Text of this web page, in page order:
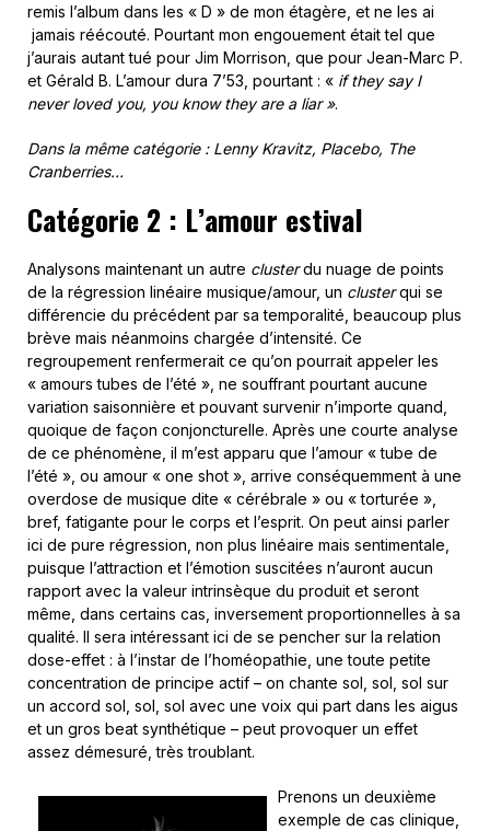
remis l’album dans les « D » de mon étagère, et ne les ai
jamais réécouté. Pourtant mon engouement était tel que
j’aurais autant tué pour Jim Morrison, que pour Jean-Marc P.
et Gérald B. L’amour dura 7’53, pourtant : « if they say I
never loved you, you know they are a liar ».
Dans la même catégorie : Lenny Kravitz, Placebo, The
Cranberries…
Catégorie 2 : L’amour estival
Analysons maintenant un autre clusterdu nuage de points
de la régression linéaire musique/amour, un clusterqui se
différencie du précédent par sa temporalité, beaucoup plus
brève mais néanmoins chargée d’intensité. Ce
regroupement renfermerait ce qu’on pourrait appeler les
« amours tubes de l’été », ne souffrant pourtant aucune
variation saisonnière et pouvant survenir n’importe quand,
quoique de façon conjoncturelle. Après une courte analyse
de ce phénomène, il m’est apparu que l’amour « tube de
l’été », ou amour « one shot », arrive conséquemment à une
overdose de musique dite « cérébrale » ou « torturée »,
bref, fatigante pour le corps et l’esprit. On peut ainsi parler
ici de pure régression, non plus linéaire mais sentimentale,
puisque l’attraction et l’émotion suscitées n’auront aucun
rapport avec la valeur intrinsèque du produit et seront
même, dans certains cas, inversement proportionnelles à sa
qualité. Il sera intéressant ici de se pencher sur la relation
dose-effet : à l’instar de l’homéopathie, une toute petite
concentration de principe actif – on chante sol, sol, sol sur
un accord sol, sol, sol avec une voix qui part dans les aigus
et un gros beat synthétique – peut provoquer un effet
assez démesuré, très troublant.
Prenons un deuxième
exemple de cas clinique,